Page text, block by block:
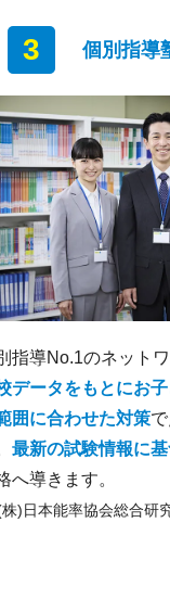
3 個別指導
指導No.1のネット
データをもとにお
囲に合わせた対策
最新の試験情報に
へ導きます。
)日本能率協会総合研